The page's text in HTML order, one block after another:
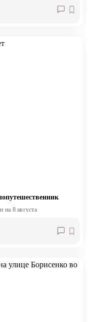
на 8 августа